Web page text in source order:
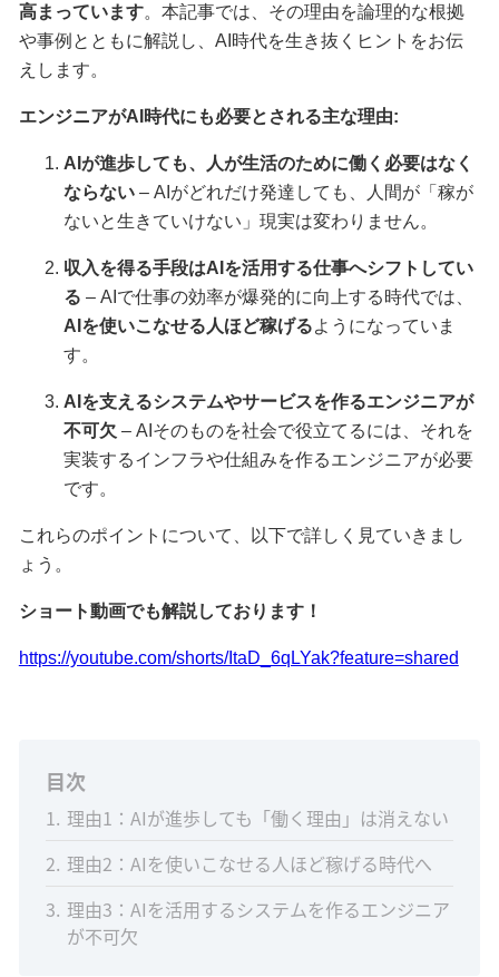
高まっています。本記事では、その理由を論理的な根拠
や事例とともに解説し、AI時代を生き抜くヒントをお伝
えします。
エンジニアがAI時代にも必要とされる主な理由:
AIが進歩しても、人が生活のために働く必要はなく
ならない– AIがどれだけ発達しても、人間が「稼が
ないと生きていけない」現実は変わりません。
収入を得る手段はAIを活用する仕事へシフトしてい
る – AIで仕事の効率が爆発的に向上する時代では、
AIを使いこなせる人ほど稼げるようになっていま
す。
AIを支えるシステムやサービスを作るエンジニアが
不可欠 – AIそのものを社会で役立てるには、それを
実装するインフラや仕組みを作るエンジニアが必要
です。
これらのポイントについて、以下で詳しく見ていきまし
ょう。
ショート動画でも解説しております！
https://youtube.com/shorts/ItaD_6qLYak?feature=shared
目次
1 理由1：AIが進歩しても「働く理由」は消えない
2 理由2：AIを使いこなせる人ほど稼げる時代へ
3 理由3：AIを活用するシステムを作るエンジニア
が不可欠